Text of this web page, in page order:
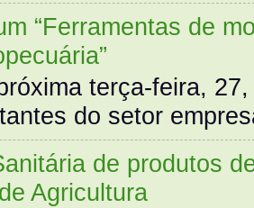
“Ferramentas de
terça-feira,
do setor
de produtos
Agricultura